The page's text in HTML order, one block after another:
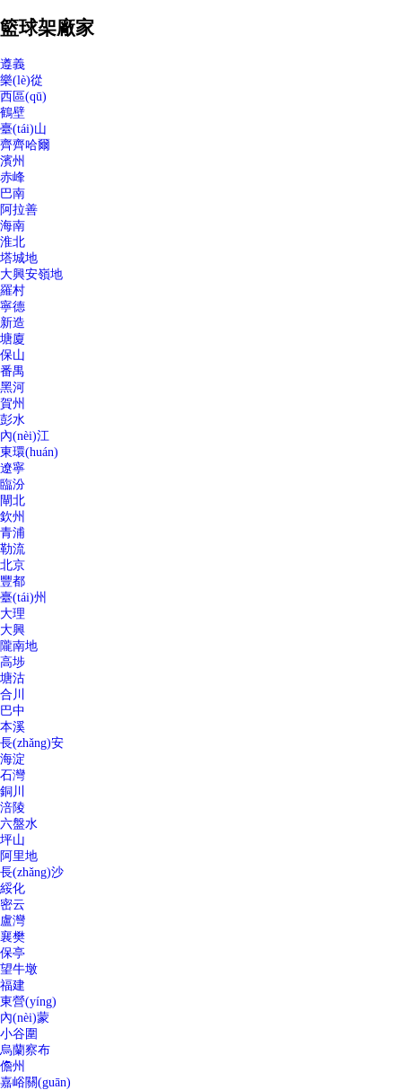
籃球架廠家
遵義
樂(lè)從
西區(qū)
鶴壁
臺(tái)山
齊齊哈爾
濱州
赤峰
巴南
阿拉善
海南
淮北
塔城地
大興安嶺地
羅村
寧德
新造
塘廈
保山
番禺
黑河
賀州
彭水
內(nèi)江
東環(huán)
遼寧
臨汾
閘北
欽州
青浦
勒流
北京
豐都
臺(tái)州
大理
大興
隴南地
高埗
塘沽
合川
巴中
本溪
長(zhǎng)安
海淀
石灣
銅川
涪陵
六盤水
坪山
阿里地
長(zhǎng)沙
綏化
密云
盧灣
襄樊
保亭
望牛墩
福建
東營(yíng)
內(nèi)蒙
小谷圍
烏蘭察布
儋州
嘉峪關(guān)